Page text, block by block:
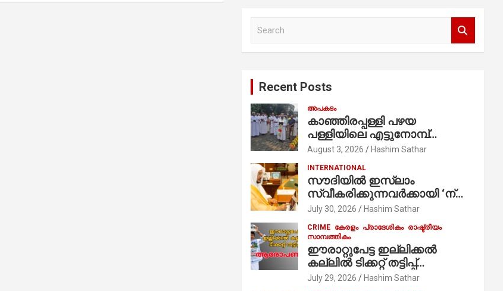
Recent Posts
അപകടം
കാഞ്ഞിരപ്പള്ളി പഴയ
പള്ളിയിലെ എട്ടുനോമ്പ്
ആചരണത്തിന്റെ ഭാഗമായുള്ള
ആർച്ച് പ്രീസ്റ്റ് വെരി. റവ.ഫാ.
കുര്യൻ താമരശ്ശേരി
നിർവഹിക്കുന്നു.
August 3, 2026 Hashim Sathar
INTERNATIONAL
സൗദിയില്‍ ഇസ്‌ലാം
സ്വീകരിക്കുന്നവര്‍ക്കായി ‘ന്യൂ
മുസ്ലിം’ ഡിജിറ്റല്‍ കാര്‍ഡ്
സേവനം ആരംഭിച്ചു
July 30, 2026 Hashim Sathar
CRIME കേരളം പ്രാദേശികം രാഷ്ട്രീയം
സാമ്പത്തികം
ഈരാറ്റുപേട്ട ഇല്ലിക്കൽ
കല്ലിൽ ടിക്കറ്റ് തട്ടിപ്പ്
ആരോപണം;
July 29, 2026 Hashim Sathar